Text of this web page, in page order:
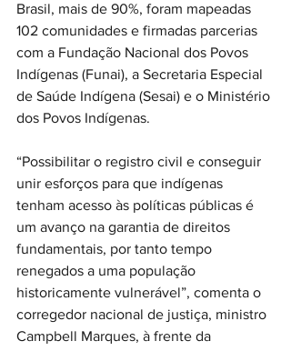
Brasil, mais de 90%, foram mapeadas
102 comunidades e firmadas parcerias
com a Fundação Nacional dos Povos
Indígenas (Funai), a Secretaria Especial
de Saúde Indígena (Sesai) e o Ministério
dos Povos Indígenas.
“Possibilitar o registro civil e conseguir
unir esforços para que indígenas
tenham acesso às políticas públicas é
um avanço na garantia de direitos
fundamentais, por tanto tempo
renegados a uma população
historicamente vulnerável”, comenta o
corregedor nacional de justiça, ministro
Campbell Marques, à frente da